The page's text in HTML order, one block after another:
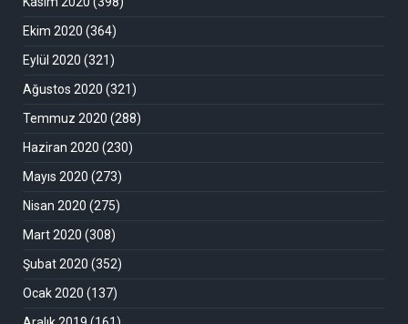
Ekim 2020 (364)
Eylül 2020 (321)
Ağustos 2020 (321)
Temmuz 2020 (288)
Haziran 2020 (230)
Mayıs 2020 (273)
Nisan 2020 (275)
Mart 2020 (308)
Şubat 2020 (352)
Ocak 2020 (137)